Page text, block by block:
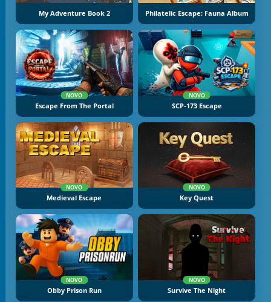
My Adventure Book 2 Philatelic Escape: Fauna Album
NOVO
Escape From The Portal
NOVO
SCP-173 Escape
NOVO
Medieval Escape
NOVO
Key Quest
NOVO
Obby Prison Run
NOVO
Survive The Night